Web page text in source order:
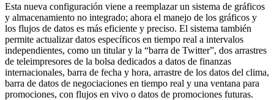
Esta nueva configuración viene a reemplazar un sistema de gráficos
y almacenamiento no integrado; ahora el manejo de los gráficos y
los flujos de datos es más eficiente y preciso. El sistema también
permite actualizar datos específicos en tiempo real a intervalos
independientes, como un titular y la “barra de Twitter”, dos arrastres
de teleimpresores de la bolsa dedicados a datos de finanzas
internacionales, barra de fecha y hora, arrastre de los datos del clima,
barra de datos de negociaciones en tiempo real y una ventana para
promociones, con flujos en vivo o datos de promociones futuras.